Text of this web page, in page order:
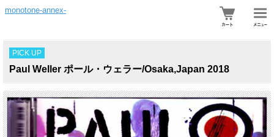
monotone-annex-
PICK UP
Paul Weller ポール・ウェラー/Osaka,Japan 2018